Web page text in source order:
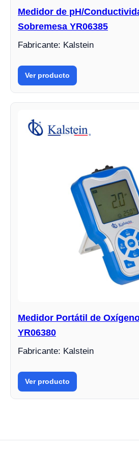
Medidor de pH/
Sobremesa YR06385
Fabricante: Kalstein
Ver producto
Medidor Portátil de
YR06380
Fabricante: Kalstein
Ver producto